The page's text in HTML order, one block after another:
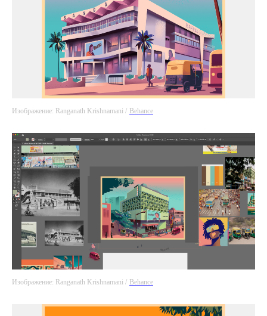
Изображение: Ranganath Krishnamani / Behance
Изображение: Ranganath Krishnamani / Behance